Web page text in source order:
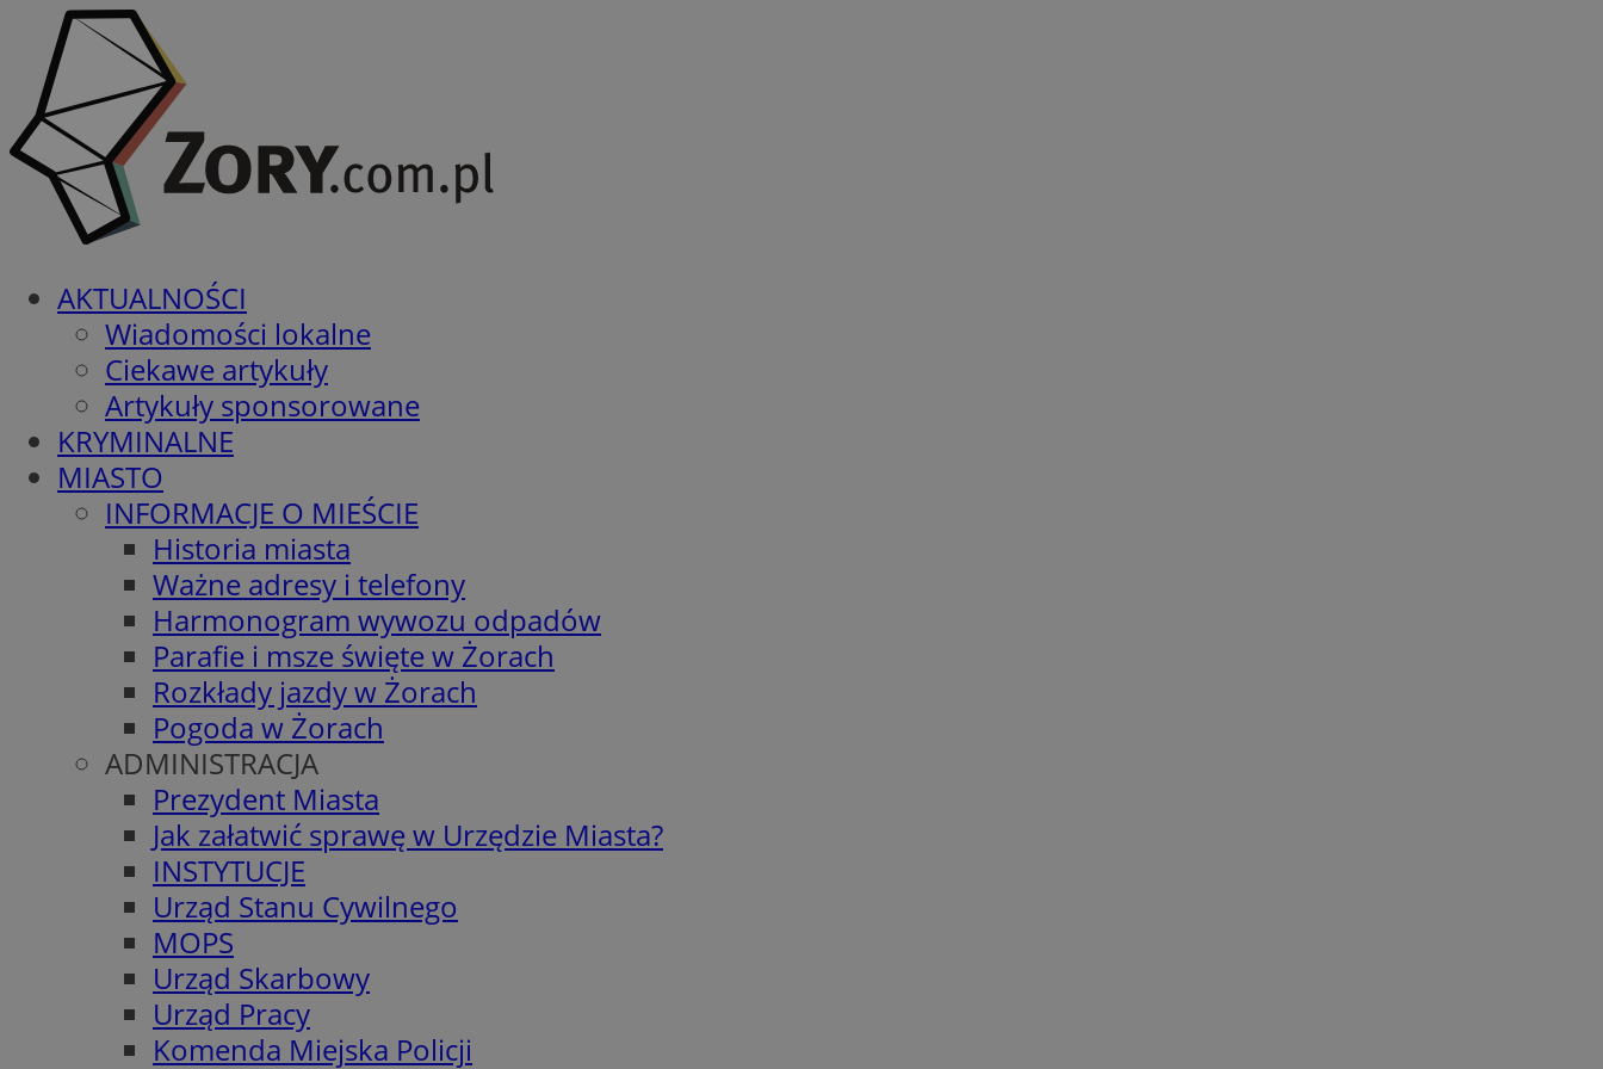
AKTUALNOŚCI
Wiadomości lokalne
Ciekawe artykuły
Artykuły sponsorowane
KRYMINALNE
MIASTO
INFORMACJE O MIEŚCIE
Historia miasta
Ważne adresy i telefony
Harmonogram wywozu odpadów
Parafie i msze święte w Żorach
Rozkłady jazdy w Żorach
Pogoda w Żorach
ADMINISTRACJA
Prezydent Miasta
Jak załatwić sprawę w Urzędzie Miasta?
INSTYTUCJE
Urząd Stanu Cywilnego
MOPS
Urząd Skarbowy
Urząd Pracy
Komenda Miejska Policji